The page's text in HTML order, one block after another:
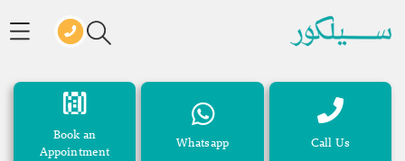
Call Us
Whatsapp
Book an
Appointment